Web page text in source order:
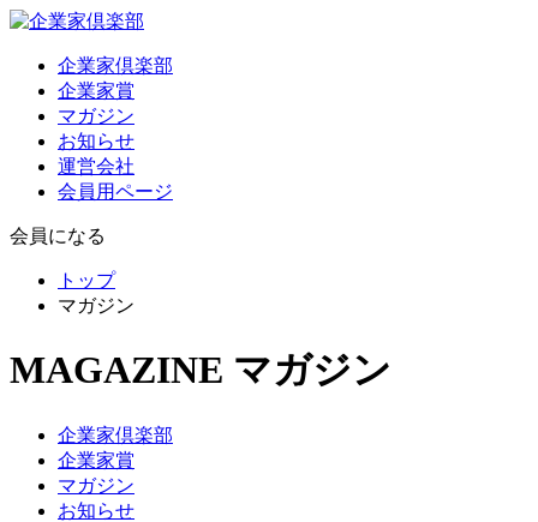
企業家倶楽部
企業家賞
マガジン
お知らせ
運営会社
会員用ページ
会員になる
トップ
マガジン
MAGAZINE マガジン
企業家倶楽部
企業家賞
マガジン
お知らせ